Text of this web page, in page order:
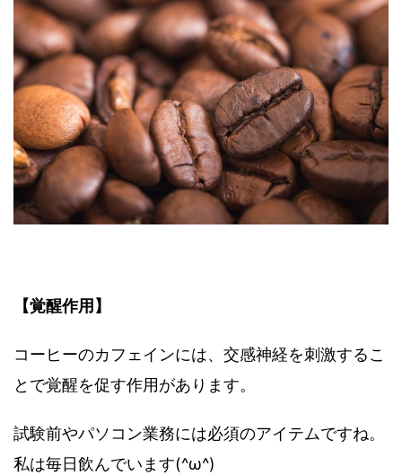
【覚醒作用】
コーヒーのカフェインには、交感神経を刺激するこ
とで覚醒を促す作用があります。
試験前やパソコン業務には必須のアイテムですね。
私は毎日飲んでいます(^ω^)